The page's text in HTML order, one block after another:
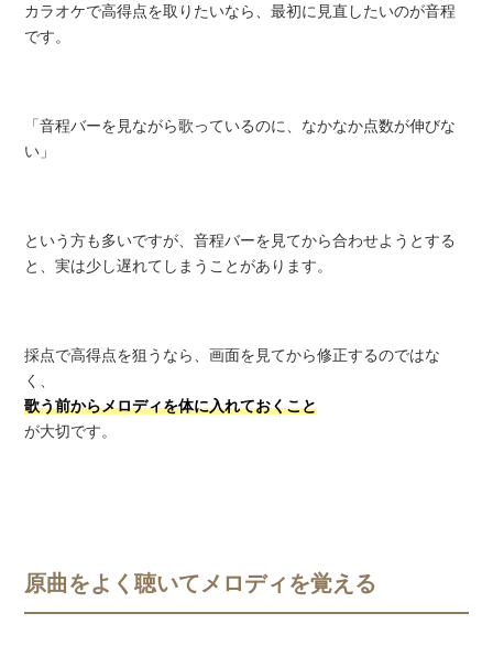
カラオケで高得点を取りたいなら、最初に見直したいのが音程
です。
「音程バーを見ながら歌っているのに、なかなか点数が伸びな
い」
という方も多いですが、音程バーを見てから合わせようとする
と、実は少し遅れてしまうことがあります。
採点で高得点を狙うなら、画面を見てから修正するのではな
く、
歌う前からメロディを体に入れておくこと
が大切です。
原曲をよく聴いてメロディを覚える